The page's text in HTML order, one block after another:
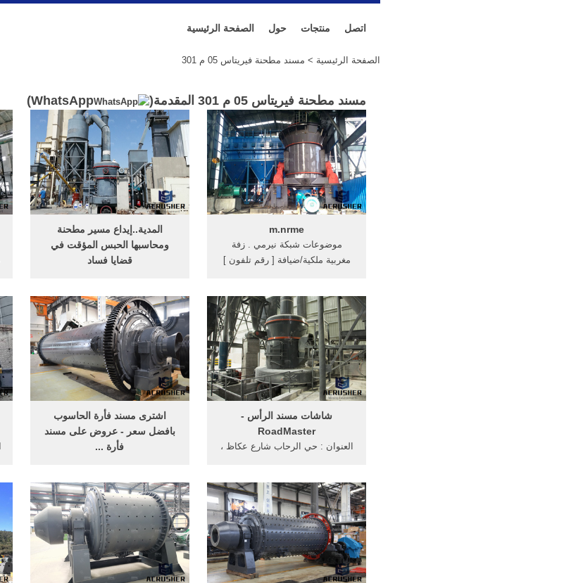
الصفحة الرئيسية حول منتجات اتصل
الصفحة الرئيسية > مسند مطحنة فيريتاس 05 م 301
مسند مطحنة فيريتاس 05 م 301 المقدمة( WhatsApp
)
المدية..إيداع مسير مطحنة
ومحاسبها الحبس المؤقت في
قضايا فساد
فساد نجحت المصالح الأمنية، اليوم
الثلاثاء، في الإطاحة بصاحب مطحنة
ارتكب تجازوات غير قانونية
بالمتجارة في القمح المدعم بالمدية.
m.nrme
موضوعات شبكة نيرمي . زفة
مغربية ملكية/ضيافة [ رقم تلفون ]
اشترى مسند فأرة الحاسوب
بافضل سعر - عروض على مسند
فأرة ...
مجموعة مسند فأرة الحاسوب بأقل
سعر ممكن - توصيل سريع - ارجاع
مجانى للمنتجات - طرق دفع آمنة -
اطلب الأن!
شاشات مسند الرأس -
RoadMaster
العنوان : حي الرحاب شارع عكاظ ،
السعودية الهاتف : +966-12-
6732264. الرقم الموحد: +966
920001587. البريد الالكتروني :